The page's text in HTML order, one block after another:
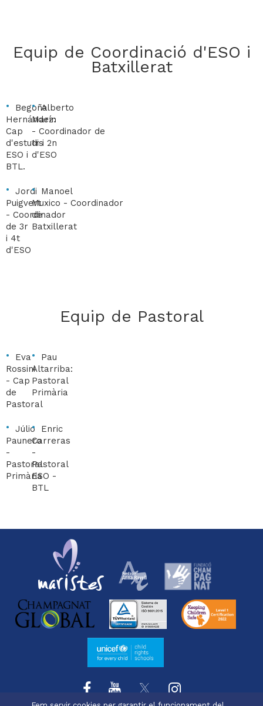
Equip de Coordinació d'ESO i
Batxillerat
Begoña
Hernández:
Cap
d'estudis
ESO i
BTL.
Alberto
Marín
-Coordinador de
1r i 2n
d'ESO
Jordi
Puigvert
- Coordinador
de 3r
i 4t
d'ESO
Manoel
Muxico -Coordinador
de
Batxillerat
Equip de Pastoral
Eva
Rossini
- Cap
de
Pastoral
Pau
Altarriba:
Pastoral
Primària
Júlio
Paunero
-
Pastoral
Primària
Enric
Carreras
-
Pastoral
ESO -
BTL